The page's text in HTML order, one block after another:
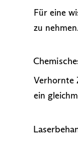
Für eine
zu
Verhornte
ein